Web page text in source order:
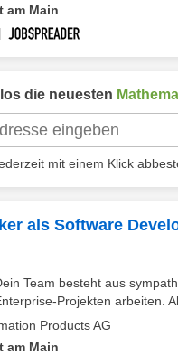
am Main
die neuesten
mit einem Klick
als Software
Team besteht aus
Projekten arbeiten.
Products AG
am Main